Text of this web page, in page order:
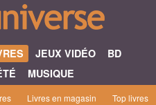
JEUX VIDÉO
BD
MUSIQUE
Livres en magasin
Top livres